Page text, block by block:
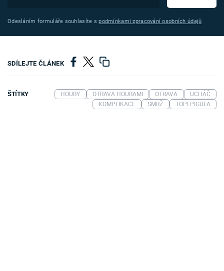
Odesláním formuláře souhlasíte spodmínkami zpracování osobních údajů
SDÍLEJTE ČLÁNEK
ŠTÍTKY HOUBY OTRAVA HOUBAMI OTRAVA
UCHÁČ
KOMPLIKACE
SMRŽ TOPI PIGULA